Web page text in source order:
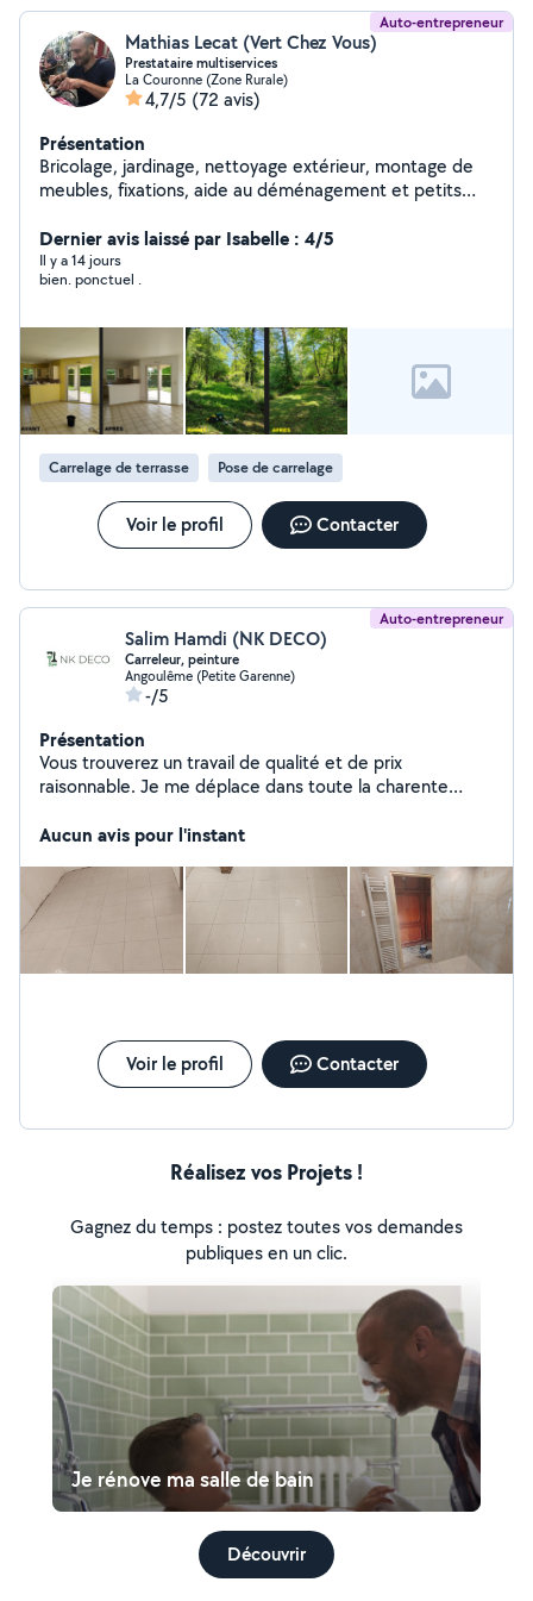
Auto-entrepreneur
Mathias Lecat (Vert Chez Vous)
Prestataire multiservices
La Couronne (Zone Rurale)
4,7/5 (72 avis)
Présentation
Bricolage, jardinage, nettoyage extérieur, montage de
meubles, fixations, aide au déménagement et petits
Dernier avis laissé par Isabelle : 4/5
Il y a 14 jours
bien. ponctuel .
Carrelage de terrasse Pose de carrelage
Voir le profil Contacter
Auto-entrepreneur
Salim Hamdi (NK DECO)
Carreleur, peinture
Angoulême (Petite Garenne)
-/5
Présentation
Vous trouverez un travail de qualité et de prix
raisonnable. Je me déplace dans toute la charente
Aucun avis pour l'instant
Voir le profil Contacter
Réalisez vos Projets !
Gagnez du temps : postez toutes vos demandes
publiques en un clic.
Je rénove ma salle de bain
Découvrir